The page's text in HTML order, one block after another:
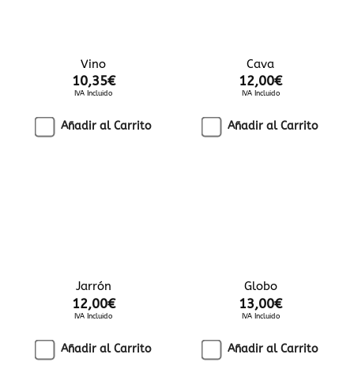
Vino
10,35€
IVA Incluido
Añadir al Carrito
Cava
12,00€
IVA Incluido
Añadir al Carrito
Jarrón
12,00€
IVA Incluido
Añadir al Carrito
Globo
13,00€
IVA Incluido
Añadir al Carrito